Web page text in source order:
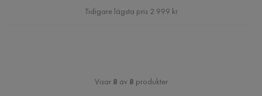
Pris
Tidigare lägsta pris 2 999 kr
Visar 8 av 8 produkter